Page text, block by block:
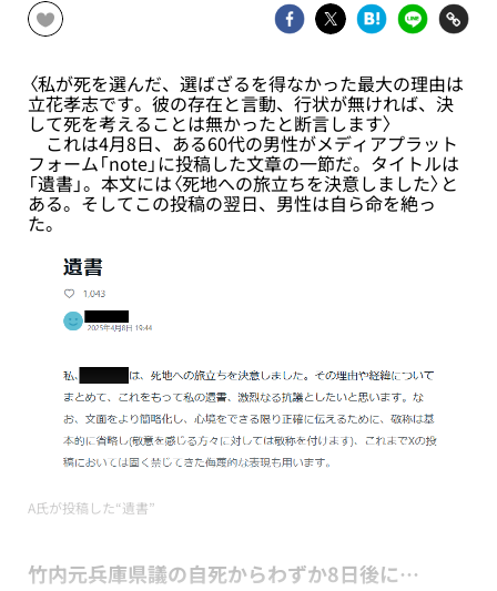
〈私が死を選んだ、選ばざるを得なかった最大の理由は
立花孝志です。彼の存在と言動、行状が無ければ、決
して死を考えることは無かったと断言します〉
これは4月8日、ある60代の男性がメディアプラット
フォーム「note」に投稿した文章の一節だ。タイトルは
「遺書」。本文には〈死地への旅立ちを決意しました〉と
ある。そしてこの投稿の翌日、男性は自ら命を絶っ
た。
A氏が投稿した“遺書”
竹内元兵庫県議の自死からわずか8日後に…